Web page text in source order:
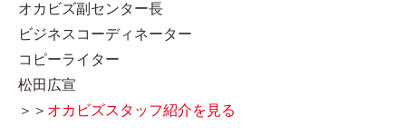
オカビズ副センター長
ビジネスコーディネーター
コピーライター
松田広宣
＞＞ オカビズスタッフ紹介を見る